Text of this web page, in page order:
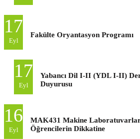
17
Eyl
Fakülte Oryantasyon Programı
17
Eyl
Yabancı Dil I-II (YDL I-II)
Duyurusu
16
Eyl
MAK431 Makine
Öğrencilerin Dikkatine